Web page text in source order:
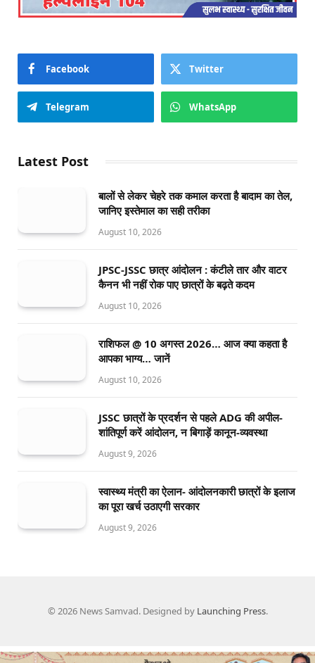
Facebook Twitter
Telegram WhatsApp
Latest Post
बालों से लेकर चेहरे तक कमाल करता है बादाम का तेल,
जानिए इस्तेमाल का सही तरीका
August 10, 2026
JPSC-JSSC छात्र आंदोलन : कंटीले तार और वाटर
कैनन भी नहीं रोक पाए छात्रों के बढ़ते कदम
August 10, 2026
राशिफल @ 10 अगस्त 2026… आज क्या कहता है
आपका भाग्य… जानें
August 10, 2026
JSSC छात्रों के प्रदर्शन से पहले ADG की अपील-
शांतिपूर्ण करें आंदोलन, न बिगाड़ें कानून-व्यवस्था
August 9, 2026
स्वास्थ्य मंत्री का ऐलान- आंदोलनकारी छात्रों के इलाज
का पूरा खर्च उठाएगी सरकार
August 9, 2026
© 2026 News Samvad. Designed by Launching Press.